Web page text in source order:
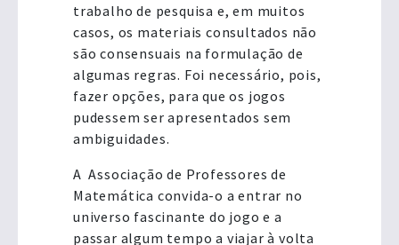
trabalho de pesquisa e, em muitos
casos, os materiais consultados não
são consensuais na formulação de
algumas regras. Foi necessário, pois,
fazer opções, para que os jogos
pudessem ser apresentados sem
ambiguidades.
A Associação de Professores de
Matemática convida-o a entrar no
universo fascinante do jogo e a
passar algum tempo a viajar à volta